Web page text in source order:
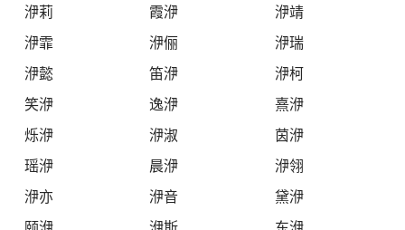
洢莉
霞洢
洢靖
洢霏
洢俪
洢瑞
洢懿
笛洢
洢柯
笑洢
逸洢
熹洢
烁洢
洢淑
茵洢
瑶洢
晨洢
洢翎
洢亦
洢音
黛洢